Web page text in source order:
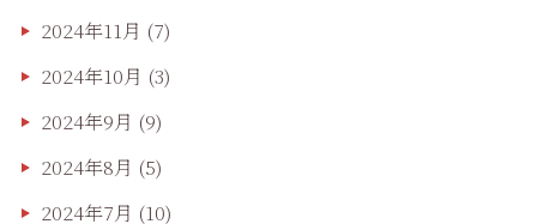
2024年11月 (7)
2024年10月 (3)
2024年9月 (9)
2024年8月 (5)
2024年7月 (10)